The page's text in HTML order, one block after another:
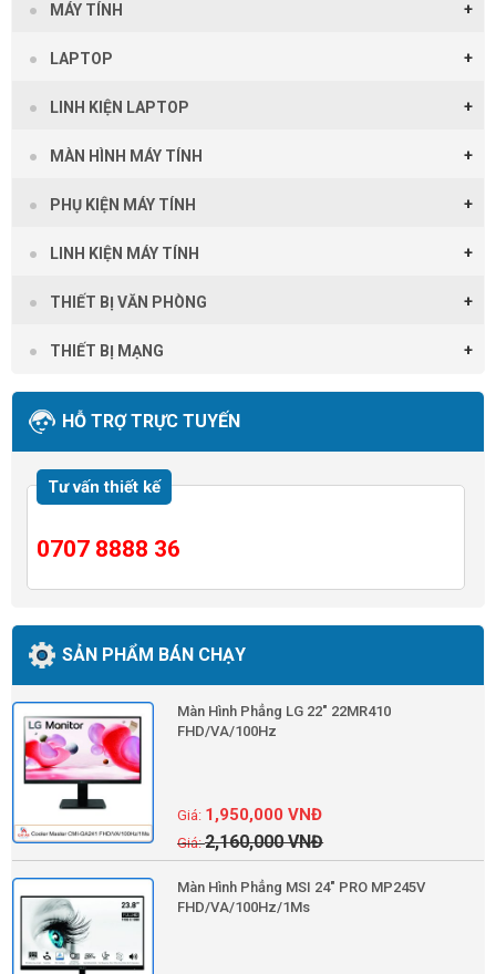
MÁY TÍNH
LAPTOP
LINH KIỆN LAPTOP
MÀN HÌNH MÁY TÍNH
PHỤ KIỆN MÁY TÍNH
LINH KIỆN MÁY TÍNH
THIẾT BỊ VĂN PHÒNG
THIẾT BỊ MẠNG
HỖ TRỢ TRỰC TUYẾN
Tư vấn thiết kế
0707 8888 36
SẢN PHẨM BÁN CHẠY
Màn Hình Phẳng LG 22" 22MR410
FHD/VA/100Hz
2,160,000VNĐ
1,950,000VNĐ
Màn Hình Phẳng MSI 24" PRO MP245V
FHD/VA/100Hz/1Ms